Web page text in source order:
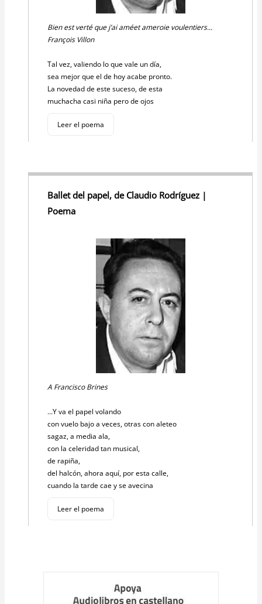
Bien est verté que j’ai améet ameroie voulentiers...
François Villon
Tal vez, valiendo lo que vale un día,
sea mejor que el de hoy acabe pronto.
La novedad de este suceso, de esta
muchacha casi niña pero de ojos
Leer el poema
Ballet del papel, de Claudio Rodríguez |
Poema
A Francisco Brines
...Y va el papel volando
con vuelo bajo a veces, otras con aleteo
sagaz, a media ala,
con la celeridad tan musical,
de rapiña,
del halcón, ahora aquí, por esta calle,
cuando la tarde cae y se avecina
Leer el poema